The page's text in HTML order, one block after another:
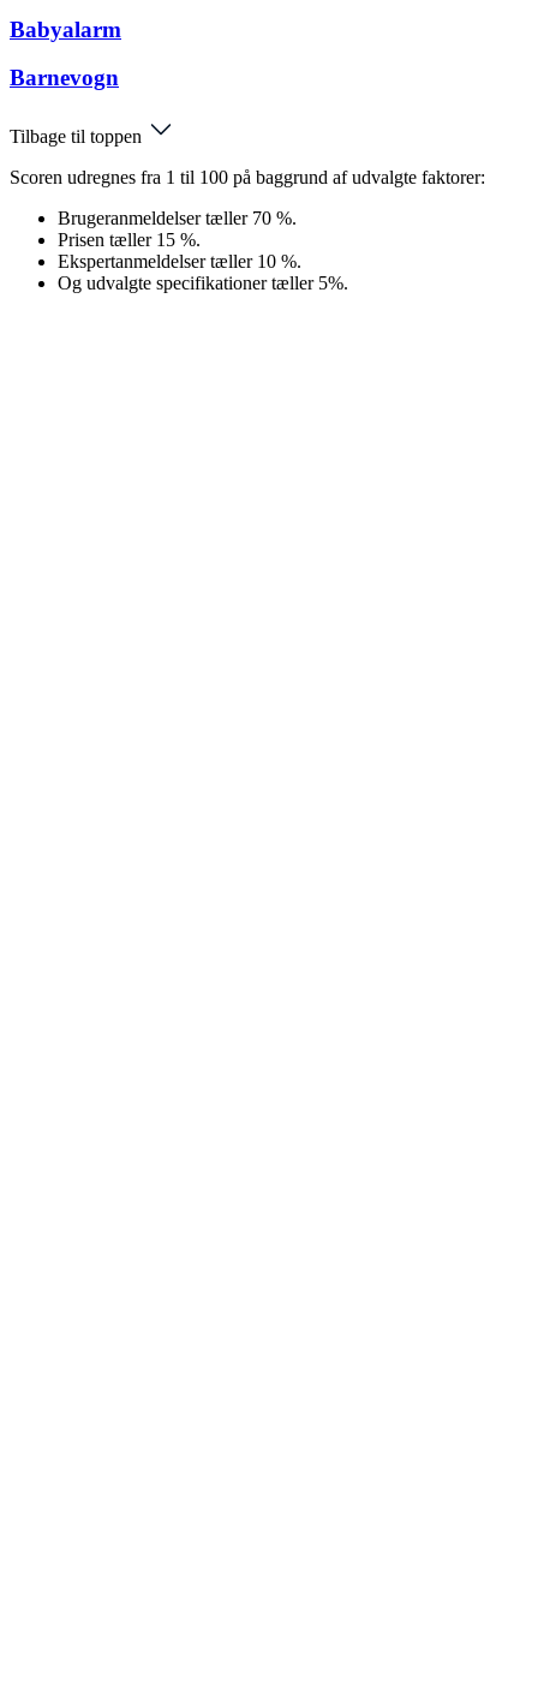
Babyalarm
Barnevogn
Tilbage til toppen
Scoren udregnes fra 1 til 100 på baggrund af udvalgte faktorer:
Brugeranmeldelser tæller 70 %.
Prisen tæller 15 %.
Ekspertanmeldelser tæller 10 %.
Og udvalgte specifikationer tæller 5%.